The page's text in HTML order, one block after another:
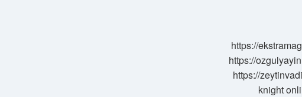
https://
https://
https://
knight